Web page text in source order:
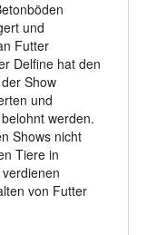
und
Futter
Delfine hat den
Show
und
werden.
Shows nicht
Tiere in
von Futter